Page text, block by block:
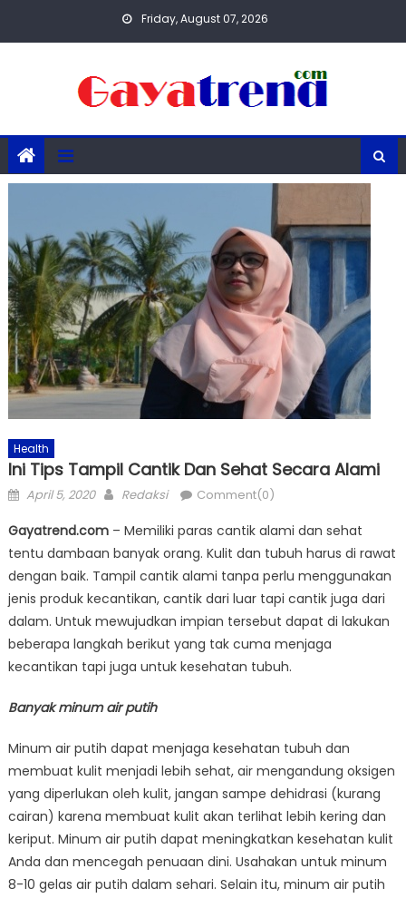
Friday, August 07, 2026
Health
Ini Tips Tampil Cantik Dan Sehat Secara Alami
Posted
April 5, 2020 Author
Redaksi Comment(0)
Gayatrend.com– Memiliki paras cantik alami dan sehat
tentu dambaan banyak orang. Kulit dan tubuh harus di rawat
dengan baik. Tampil cantik alami tanpa perlu menggunakan
jenis produk kecantikan, cantik dari luar tapi cantik juga dari
dalam. Untuk mewujudkan impian tersebut dapat di lakukan
beberapa langkah berikut yang tak cuma menjaga
kecantikan tapi juga untuk kesehatan tubuh.
Banyak minum air putih
Minum air putih dapat menjaga kesehatan tubuh dan
membuat kulit menjadi lebih sehat, air mengandung oksigen
yang diperlukan oleh kulit, jangan sampe dehidrasi (kurang
cairan) karena membuat kulit akan terlihat lebih kering dan
keriput. Minum air putih dapat meningkatkan kesehatan kulit
Anda dan mencegah penuaan dini. Usahakan untuk minum
8-10 gelas air putih dalam sehari. Selain itu, minum air putih